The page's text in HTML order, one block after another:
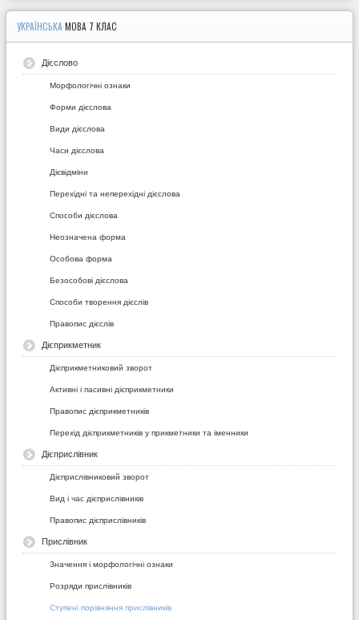
УКРАЇНСЬКА МОВА 7 КЛАС
Дієслово
Морфологічні ознаки
Форми дієслова
Види дієслова
Часи дієслова
Дієвідміни
Перехідні та неперехідні дієслова
Способи дієслова
Неозначена форма
Особова форма
Безособові дієслова
Способи творення дієслів
Правопис дієслів
Дієприкметник
Дієприкметниковий зворот
Активні і пасивні дієприкметники
Правопис дієприкметників
Перехід дієприкметників у прикметники та іменники
Дієприслівник
Дієприслівниковий зворот
Вид і час дієприслівників
Правопис дієприслівників
Прислівник
Значення і морфологічні ознаки
Розряди прислівників
Ступені порівняння прислівників